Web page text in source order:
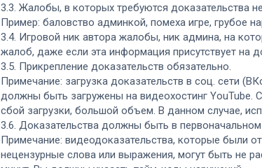
3.3. Жалобы, в которых требуются доказательства
Пример: баловство админкой, помеха игре, грубое
3.4. Игровой ник автора жалобы, ник админа, на
жалоб, даже если эта информация присутствует на
3.5. Прикрепление доказательств обязательно.
Примечание: загрузка доказательств в соц. сети
должны быть загружены на видеохостинг YouTube.
сбой загрузки, большой объем. В данном случае,
3.6. Доказательства должны быть в первоначальном
Примечание: видеодоказательства, которые были
нецензурные слова или выражения, могут быть не